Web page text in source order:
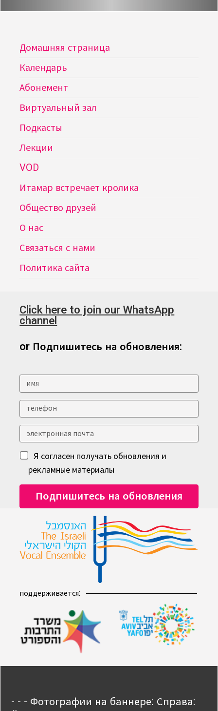
Домашняя страница
Календарь
Абонемент
Виртуальный зал
Подкасты
Лекции
VOD
Итамар встречает кролика
Общество друзей
О нас
Связаться с нами
Политика сайта
Click here to join our WhatsApp
channel
or Подпишитесь на обновления:
Я согласен получать обновления и
рекламные материалы
поддерживается:
- - - Фотографии на баннере: Справа: